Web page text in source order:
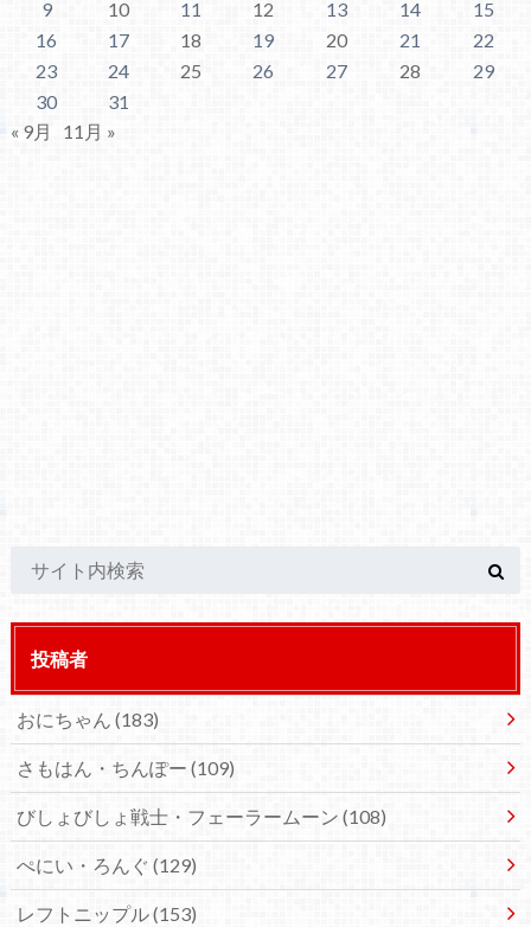
9
10 11 12 13 14
15
16
17 18 19 20 21
22
23
24 25 26 27 28
29
30
31
« 9月
11月 »
投稿者
おにちゃん (183)
さもはん・ちんぽー (109)
びしょびしょ戦士・フェーラームーン (108)
ぺにい・ろんぐ (129)
レフトニップル(153)